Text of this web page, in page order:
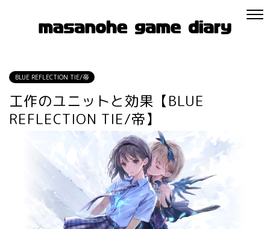
BLUE REFLECTION TIE/帝
工作のユニットと効果【BLUE
REFLECTION TIE/帝】